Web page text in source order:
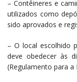
– Contêineres e
utilizados como
sido aprovados e
– O local escolhido
deve obedecer às
(Regulamento para